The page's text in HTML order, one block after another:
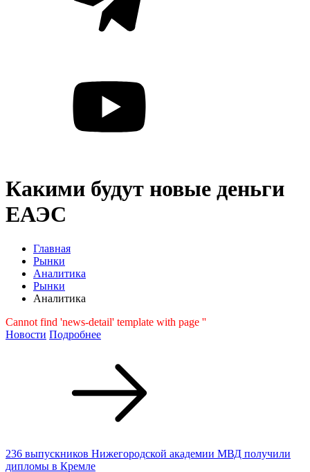
Какими будут новые деньги
ЕАЭС
Главная
Рынки
Аналитика
Рынки
Аналитика
Cannot find 'news-detail' template with page ''
Новости Подробнее
236 выпускников Нижегородской академии МВД получили
дипломы в Кремле